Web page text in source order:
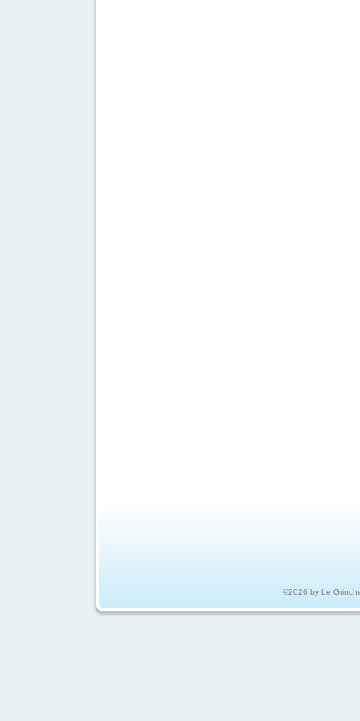
©2026 by Le